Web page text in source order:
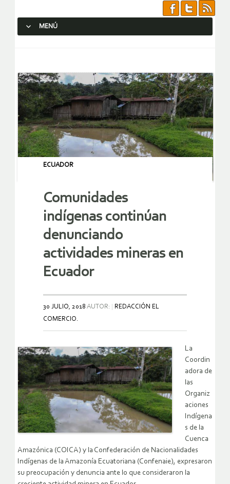
MENÚ
ECUADOR
Comunidades
indígenas continúan
denunciando
actividades mineras en
Ecuador
30 JULIO, 2018 AUTOR:
REDACCIÓN EL
COMERCIO.
La
Coordin
adora de
las
Organiz
aciones
Indígena
s de la
Cuenca
Amazónica (COICA) y la Confederación de Nacionalidades
Indígenas de la Amazonía Ecuatoriana (Confenaie), expresaron
su preocupación y denuncia ante lo que consideraron la